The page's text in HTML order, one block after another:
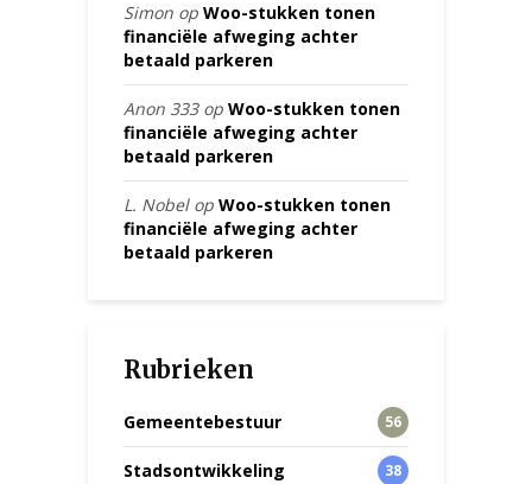
Simon op Woo-stukken tonen
financiële afweging achter
betaald parkeren
Anon 333op Woo-stukken tonen
financiële afweging achter
betaald parkeren
L. Nobelop Woo-stukken tonen
financiële afweging achter
betaald parkeren
Rubrieken
Gemeentebestuur 56
Stadsontwikkeling 38